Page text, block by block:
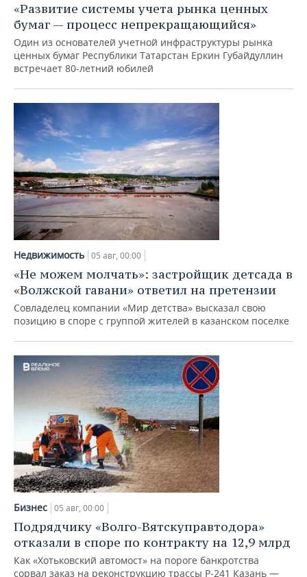
«Развитие системы учета рынка ценных
бумаг — процесс непрекращающийся»
Один из основателей учетной инфраструктуры рынка
ценных бумаг Республики Татарстан Еркин Губайдуллин
встречает 80-летний юбилей
Недвижимость 05 авг, 00:00
«Не можем молчать»: застройщик детсада в
«Волжской гавани» ответил на претензии
Совладелец компании «Мир детства» высказал свою
позицию в споре с группой жителей в казанском поселке
Бизнес 05 авг, 00:00
Подрядчику «Волго-Вятскуправтодора»
отказали в споре по контракту на 12,9 млрд
Как «Хотьковский автомост» на пороге банкротства
сорвал заказ на реконструкцию трассы Р‑241 Казань —